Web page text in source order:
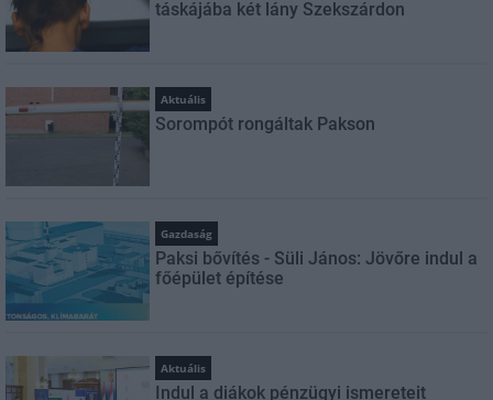
táskájába két lány Szekszárdon
Aktuális
Sorompót rongáltak Pakson
Gazdaság
Paksi bővítés - Süli János: Jövőre indul a
főépület építése
Aktuális
Indul a diákok pénzügyi ismereteit